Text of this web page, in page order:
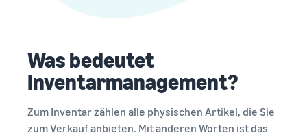
Was bedeutet
Inventarmanagement?
Zum Inventar zählen alle physischen Artikel, die Sie
zum Verkauf anbieten. Mit anderen Worten ist das